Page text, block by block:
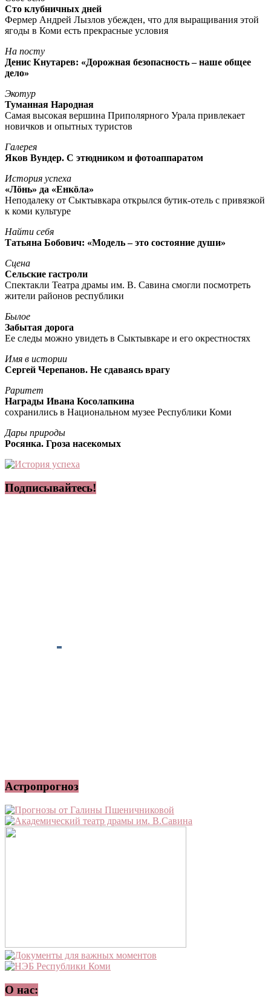
Сто клубничных дней
Фермер Андрей Лызлов убежден, что для выращивания этой
ягоды в Коми есть прекрасные условия
На посту
Денис Кнутарев: «Дорожная безопасность – наше общее
дело»
Экотур
Туманная Народная
Самая высокая вершина Приполярного Урала привлекает
новичков и опытных туристов
Галерея
Яков Вундер. С этюдником и фотоаппаратом
История успеха
«Лöнь» да «Енкöла»
Неподалеку от Сыктывкара открылся бутик-отель с привязкой
к коми культуре
Найти себя
Татьяна Бобович: «Модель – это состояние души»
Сцена
Сельские гастроли
Спектакли Театра драмы им. В. Савина смогли посмотреть
жители районов республики
Былое
Забытая дорога
Ее следы можно увидеть в Сыктывкаре и его окрестностях
Имя в истории
Сергей Черепанов. Не сдаваясь врагу
Раритет
Награды Ивана Косолапкина
сохранились в Национальном музее Республики Коми
Дары природы
Росянка. Гроза насекомых
Подписывайтесь!
Астропрогноз
О нас: